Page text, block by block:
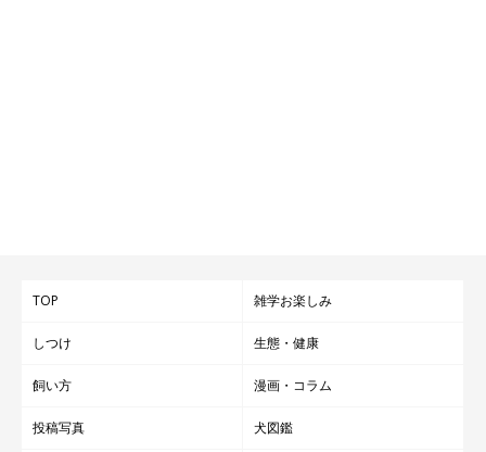
1年前はこうでしたから。
TOP 雑学お楽しみ
しつけ 生態・健康
飼い方 漫画・コラム
投稿写真 犬図鑑